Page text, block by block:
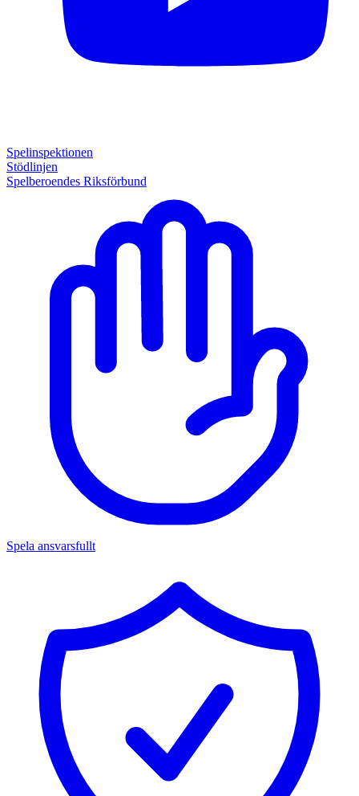
Spelinspektionen
Stödlinjen
Spelberoendes Riksförbund
Spela ansvarsfullt